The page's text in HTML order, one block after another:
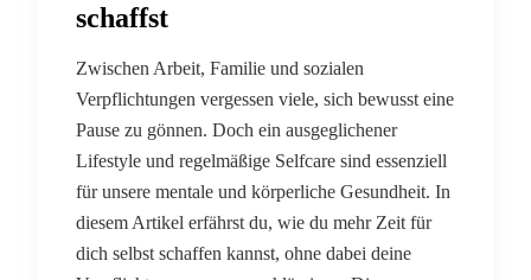
schaffst
Zwischen Arbeit, Familie und sozialen
Verpflichtungen vergessen viele, sich bewusst eine
Pause zu gönnen. Doch ein ausgeglichener
Lifestyle und regelmäßige Selfcare sind essenziell
für unsere mentale und körperliche Gesundheit. In
diesem Artikel erfährst du, wie du mehr Zeit für
dich selbst schaffen kannst, ohne dabei deine